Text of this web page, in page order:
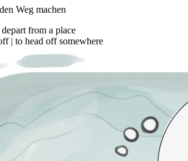
Weg machen
from a place
| to head offsomewhere